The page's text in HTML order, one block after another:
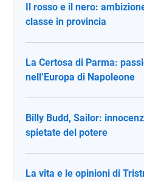
Il rosso e il nero:
classe in provincia
La Certosa di Parma:
nell’Europa di Napoleone
Billy Budd, Sailor:
spietate del potere
La vita e le opinioni di